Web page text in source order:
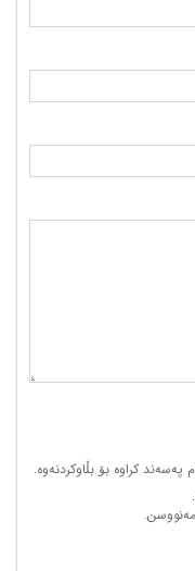
پەسەند کراوە بۆ بڵاوکردنەوە.